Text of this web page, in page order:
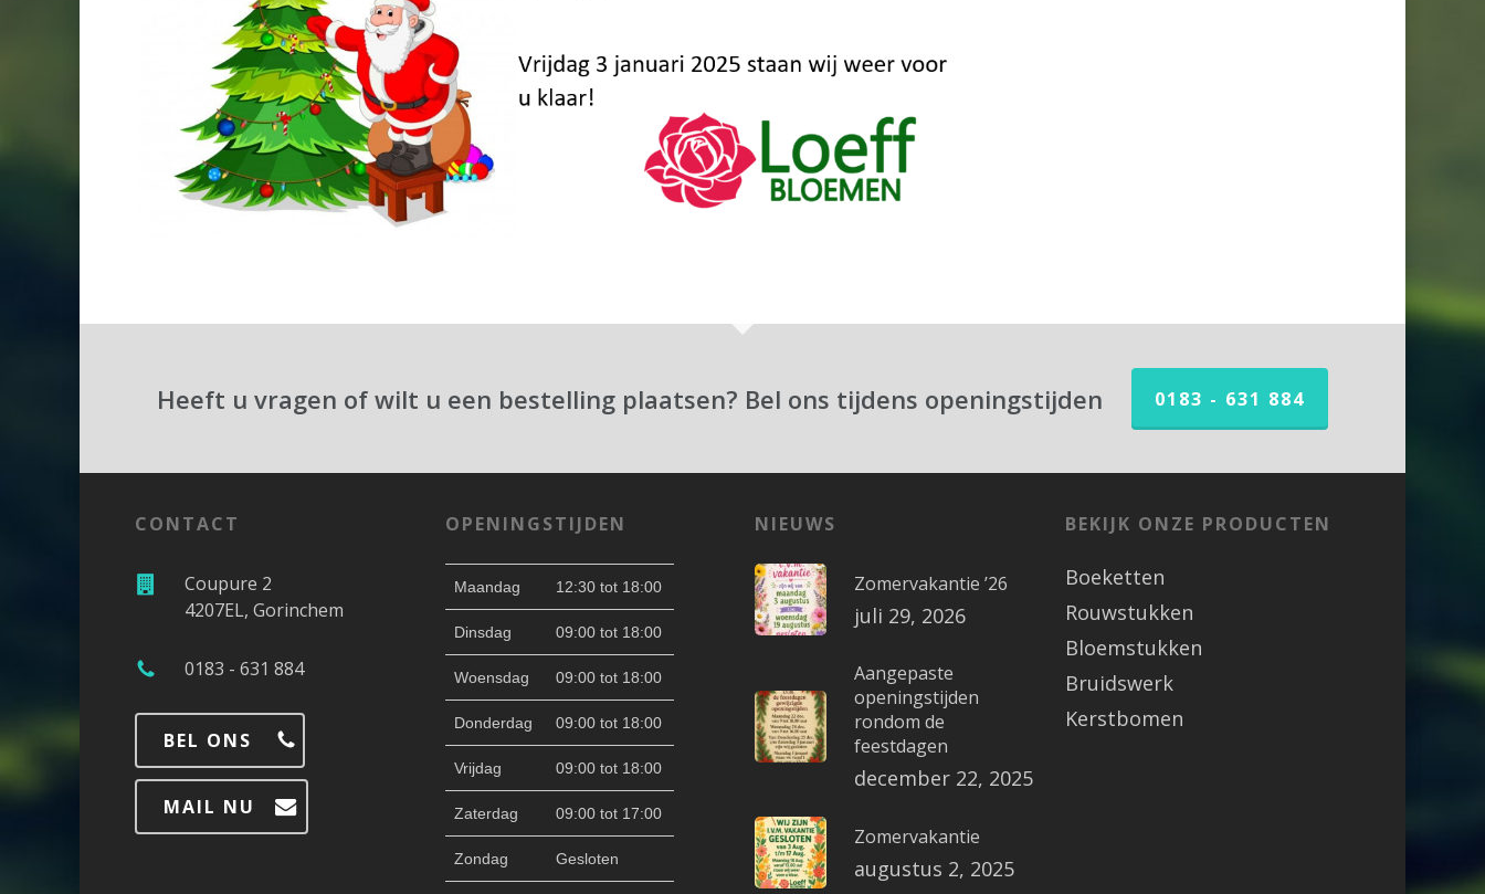
Heeft u vragen of wilt u een bestelling plaatsen? Bel ons tijdens openingstijden 0183 - 631 884
CONTACT
Coupure 2
4207EL, Gorinchem
0183 - 631 884
BEL ONS
MAIL NU
OPENINGSTIJDEN
Maandag 12:30 tot 18:00
Dinsdag 09:00 tot 18:00
Woensdag 09:00 tot 18:00
Donderdag 09:00 tot 18:00
Vrijdag 09:00 tot 18:00
Zaterdag 09:00 tot 17:00
Zondag Gesloten
NIEUWS
Zomervakantie ’26
juli 29, 2026
Aangepaste
openingstijden
rondom de
feestdagen
december 22, 2025
Zomervakantie
augustus 2, 2025
BEKIJK ONZE PRODUCTEN
Boeketten
Rouwstukken
Bloemstukken
Bruidswerk
Kerstbomen